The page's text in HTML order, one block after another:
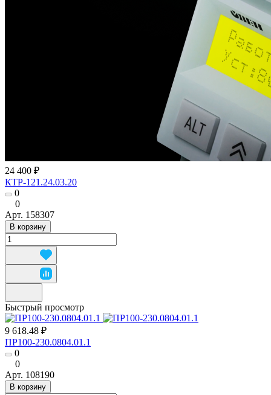
24 400 ₽
КТР-121.24.03.20
0
0
Арт. 158307
В корзину
Быстрый просмотр
9 618.48 ₽
ПР100-230.0804.01.1
0
0
Арт. 108190
В корзину